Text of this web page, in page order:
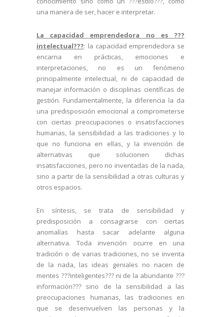
una manera de ser, hacer e interpretar.
La capacidad emprendedora no es ???
intelectual???: la capacidad emprendedora se
encarna en prácticas, emociones e
interpretaciones, no es un fenómeno
principalmente intelectual, ni de capacidad de
manejar información o disciplinas científicas de
gestión. Fundamentalmente, la diferencia la da
una predisposición emocional a comprometerse
con ciertas preocupaciones o insatisfacciones
humanas, la sensibilidad a las tradiciones y lo
que no funciona en ellas, y la invención de
alternativas que solucionen dichas
insatisfacciones, pero no inventadas de la nada,
sino a partir de la sensibilidad a otras culturas y
otros espacios.
En síntesis, se trata de sensibilidad y
predisposición a consagrarse con ciertas
anomalías hasta sacar adelante alguna
alternativa. Toda invención ocurre en una
tradición o de varias tradiciones, no se inventa
de la nada, las ideas geniales no nacen de
mentes ???inteligentes??? ni de la abundante ???
información??? sino de la sensibilidad a las
preocupaciones humanas, las tradiciones en
que se desenvuelven las personas y la